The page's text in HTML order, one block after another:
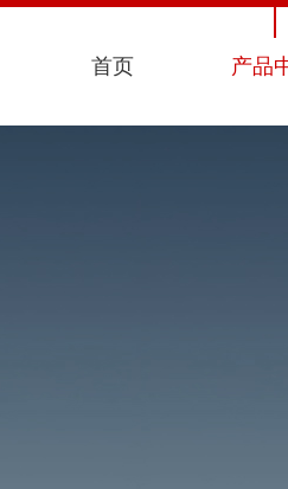
首页 产品